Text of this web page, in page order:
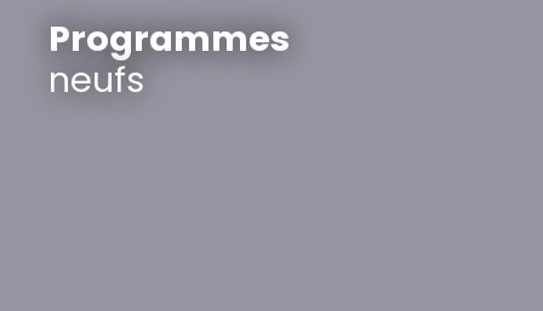
Programmes
neufs